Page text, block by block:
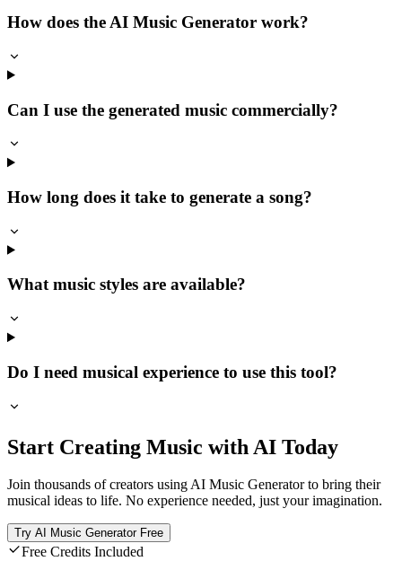
How does the AI Music Generator work?
Can I use the generated music commercially?
How long does it take to generate a song?
What music styles are available?
Do I need musical experience to use this tool?
Start Creating Music with AI Today
Join thousands of creators using AI Music Generator to bring their
musical ideas to life. No experience needed, just your imagination.
Try AI Music Generator Free
Free Credits Included